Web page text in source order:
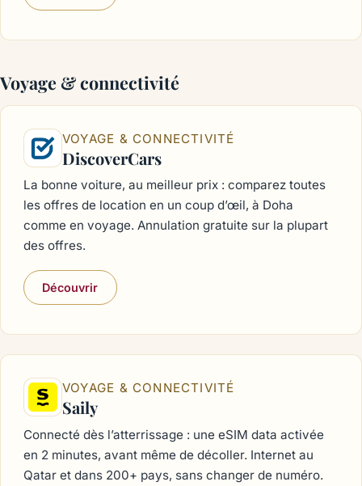
Voyage & connectivité
VOYAGE & CONNECTIVITÉ
DiscoverCars
La bonne voiture, au meilleur prix : comparez toutes
les offres de location en un coup d’œil, à Doha
comme en voyage. Annulation gratuite sur la plupart
des offres.
Découvrir
VOYAGE & CONNECTIVITÉ
Saily
Connecté dès l’atterrissage : une eSIM data activée
en 2 minutes, avant même de décoller. Internet au
Qatar et dans 200+ pays, sans changer de numéro.